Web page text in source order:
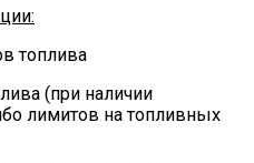
топлива
(при наличии
лимитов на топливных